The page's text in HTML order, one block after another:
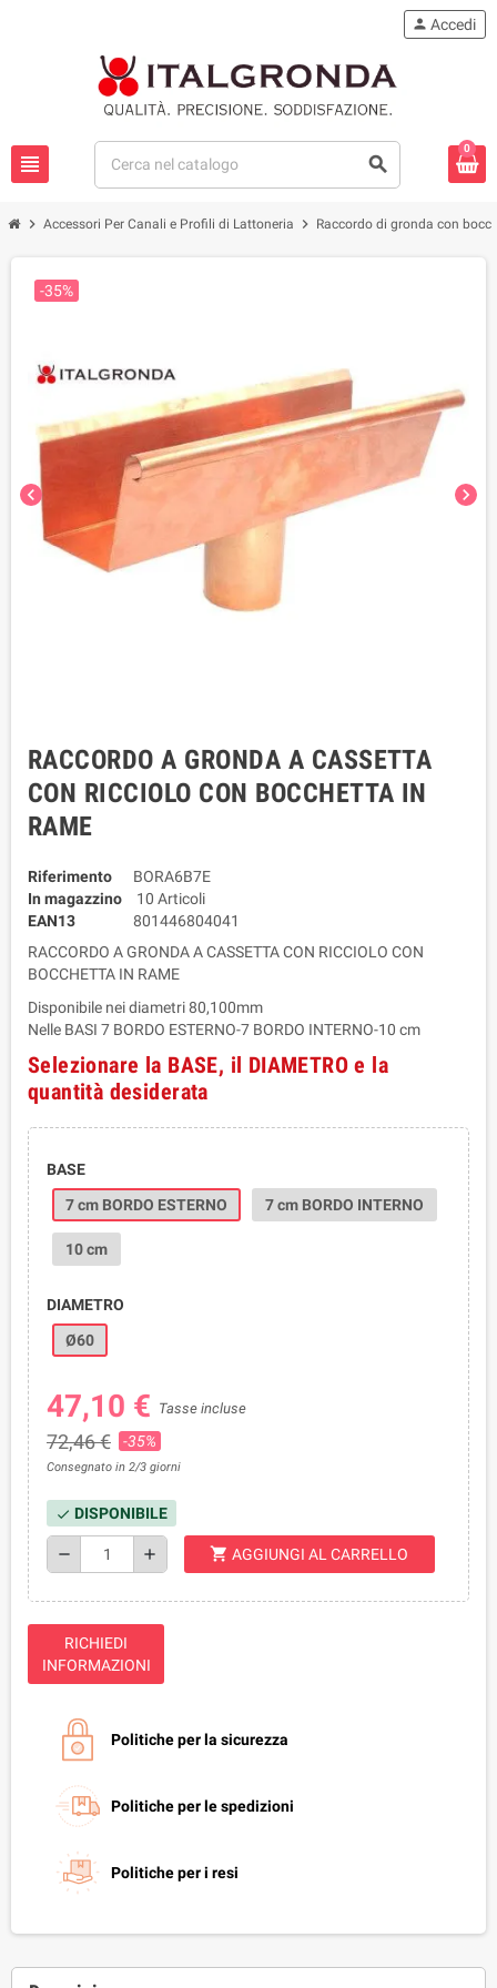
view_headline search
person Accedi
0
chevron_right Accessori Per Canali e Profili di Lattoneria chevron_right Raccordo di gronda con
chevron_left chevron_right
-35%
RACCORDO A GRONDA A CASSETTA
CON RICCIOLO CON BOCCHETTA IN
RAME
Riferimento
BORA6B7E
In magazzino
10 Articoli
EAN13
801446804041
RACCORDO A GRONDA A CASSETTA CON RICCIOLO CON
BOCCHETTA IN RAME
Disponibile nei diametri 80,100mm
Nelle BASI 7 BORDO ESTERNO-7 BORDO INTERNO-10 cm
Selezionare la BASE, il DIAMETRO e la
quantità desiderata
BASE
7 cm BORDO ESTERNO
7 cm BORDO INTERNO
10 cm
DIAMETRO
Ø60
47,10 € Tasse incluse
72,46 € -35%
Consegnato in 2/3 giorni
check DISPONIBILE
remove add shopping_cart AGGIUNGI AL CARRELLO
RICHIEDI
INFORMAZIONI
Politiche per la sicurezza
Politiche per le spedizioni
Politiche per i resi